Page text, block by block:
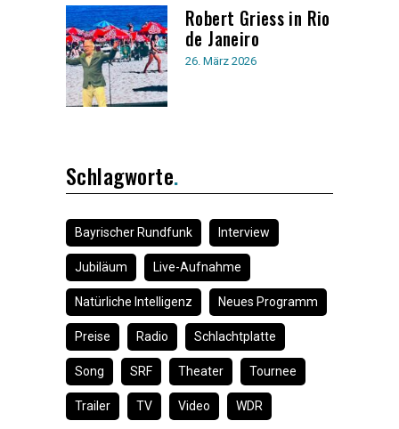
Robert Griess in Rio
de Janeiro
26. März 2026
Schlagworte
Bayrischer Rundfunk Interview
Jubiläum Live-Aufnahme
Natürliche Intelligenz Neues Programm
Preise Radio Schlachtplatte
Song SRF Theater Tournee
Trailer TV Video WDR